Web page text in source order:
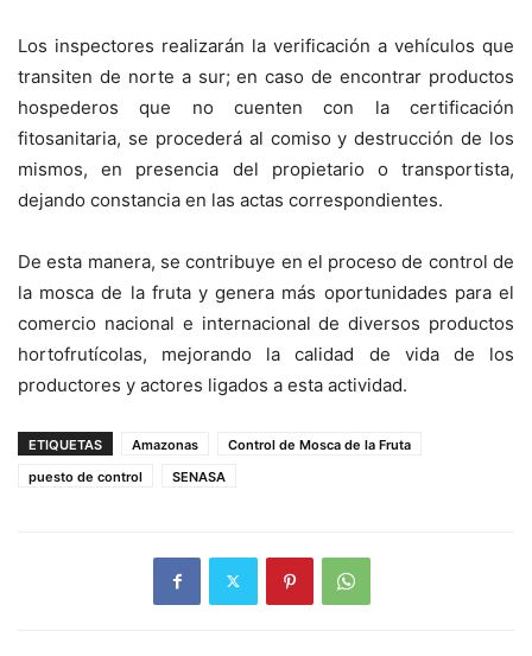
Los inspectores realizarán la verificación a vehículos que
transiten de norte a sur; en caso de encontrar productos
hospederos que no cuenten con la certificación
fitosanitaria, se procederá al comiso y destrucción de los
mismos, en presencia del propietario o transportista,
dejando constancia en las actas correspondientes.
De esta manera, se contribuye en el proceso de control de
la mosca de la fruta y genera más oportunidades para el
comercio nacional e internacional de diversos productos
hortofrutícolas, mejorando la calidad de vida de los
productores y actores ligados a esta actividad.
ETIQUETAS Amazonas
Control de Mosca de la Fruta
puesto de control
SENASA